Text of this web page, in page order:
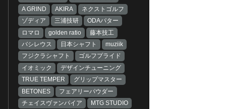
A GRIND
AKIRA
ネクストゴルフ
ゾディア
三浦技研
ODAパター
ロマロ
golden ratio
藤本技工
バシレウス
日本シャフト
muziik
フジクラシャフト
ゴルフプライド
イオミック
デザインチューニング
TRUE TEMPER
グリップマスター
BETONES
フェアリーパウダー
チェイスヴァンパイア
MTG STUDIO